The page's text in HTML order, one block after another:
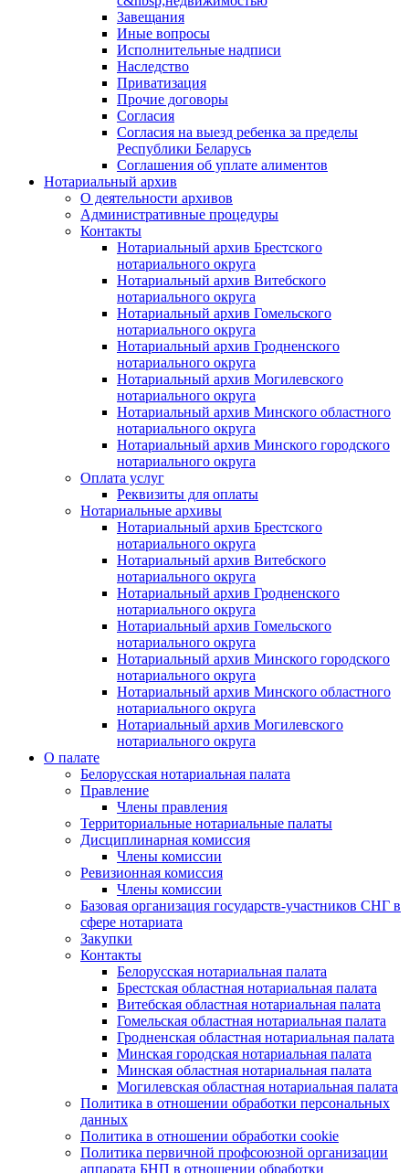
Завещания
Иные вопросы
Исполнительные надписи
Наследство
Приватизация
Прочие договоры
Согласия
Согласия на выезд ребенка за пределы
Республики Беларусь
Соглашения об уплате алиментов
Нотариальный архив
О деятельности архивов
Административные процедуры
Контакты
Нотариальный архив Брестского
нотариального округа
Нотариальный архив Витебского
нотариального округа
Нотариальный архив Гомельского
нотариального округа
Нотариальный архив Гродненского
нотариального округа
Нотариальный архив Могилевского
нотариального округа
Нотариальный архив Минского областного
нотариального округа
Нотариальный архив Минского городского
нотариального округа
Оплата услуг
Реквизиты для оплаты
Нотариальные архивы
Нотариальный архив Брестского
нотариального округа
Нотариальный архив Витебского
нотариального округа
Нотариальный архив Гродненского
нотариального округа
Нотариальный архив Гомельского
нотариального округа
Нотариальный архив Минского городского
нотариального округа
Нотариальный архив Минского областного
нотариального округа
Нотариальный архив Могилевского
нотариального округа
О палате
Белорусская нотариальная палата
Правление
Члены правления
Территориальные нотариальные палаты
Дисциплинарная комиссия
Члены комиссии
Ревизионная комиссия
Члены комиссии
Базовая организация государств-участников СНГ в
сфере нотариата
Закупки
Контакты
Белорусская нотариальная палата
Брестская областная нотариальная палата
Витебская областная нотариальная палата
Гомельская областная нотариальная палата
Гродненская областная нотариальная палата
Минская городская нотариальная палата
Минская областная нотариальная палата
Могилевская областная нотариальная палата
Политика в отношении обработки персональных
данных
Политика в отношении обработки cookie
Политика первичной профсоюзной организации
аппарата БНП в отношении обработки